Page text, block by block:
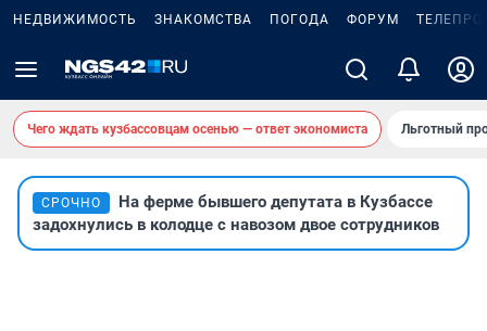
НЕДВИЖИМОСТЬ ЗНАКОМСТВА ПОГОДА ФОРУМ
Чего ждать кузбассовцам осенью — ответ экономиста Льготный
СРОЧНО
На ферме бывшего депутата в Кузбассе
задохнулись в колодце с навозом двое сотрудников